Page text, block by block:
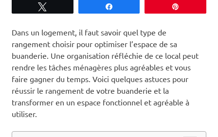
Dans un logement, il faut savoir quel type de
rangement choisir pour optimiser l’espace de sa
buanderie. Une organisation réfléchie de ce local peut
rendre les tâches ménagères plus agréables et vous
faire gagner du temps. Voici quelques astuces pour
réussir le rangement de votre buanderie et la
transformer en un espace fonctionnel et agréable à
utiliser.